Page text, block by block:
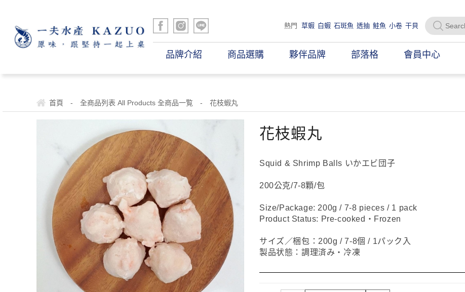
熱門 草蝦 白蝦 石斑魚 透抽 鮭魚 小卷 干貝
品牌介紹 商品選購 夥伴品牌 部落格 會員中心
首頁 - 全商品列表 All Products 全商品一覧 - 花枝蝦丸
花枝蝦丸
Squid & Shrimp Balls いかエビ団子
200公克/7-8顆/包
Size/Package: 200g / 7-8 pieces / 1 pack
Product Status: Pre-cooked・Frozen
サイズ／梱包：200g / 7-8個 / 1パック入
製品状態：調理済み・冷凍